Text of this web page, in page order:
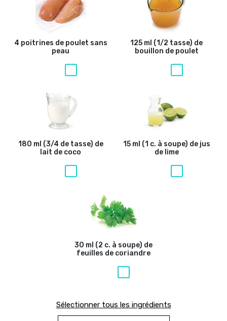
4 poitrines de poulet sans
peau
125 ml (1/2 tasse) de
bouillon de poulet
180 ml (3/4 de tasse) de
lait de coco
15 ml (1 c. à soupe) de jus
de lime
30 ml (2 c. à soupe) de
feuilles de coriandre
Sélectionner tous les ingrédients